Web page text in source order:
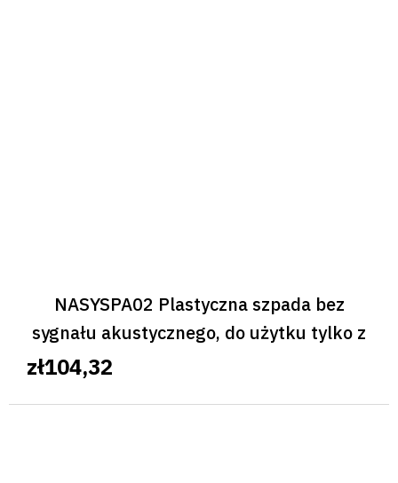
NASYSPA02 Plastyczna szpada bez
sygnału akustycznego, do użytku tylko z
zł104,32